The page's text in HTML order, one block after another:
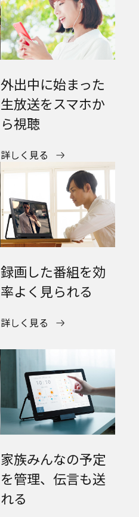
外出中に始まった
生放送をスマホか
ら視聴
詳しく見る
録画した番組を効
率よく見られる
詳しく見る
家族みんなの予定
を管理、伝言も送
れる